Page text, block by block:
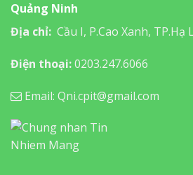
Quảng Ninh
Địa chỉ: Cầu I, P.Cao Xanh,
Điện thoại:0203.247.6066
Email: Qni.cpit@gmail.com